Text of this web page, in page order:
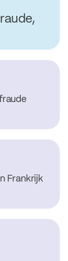
Frankrijk